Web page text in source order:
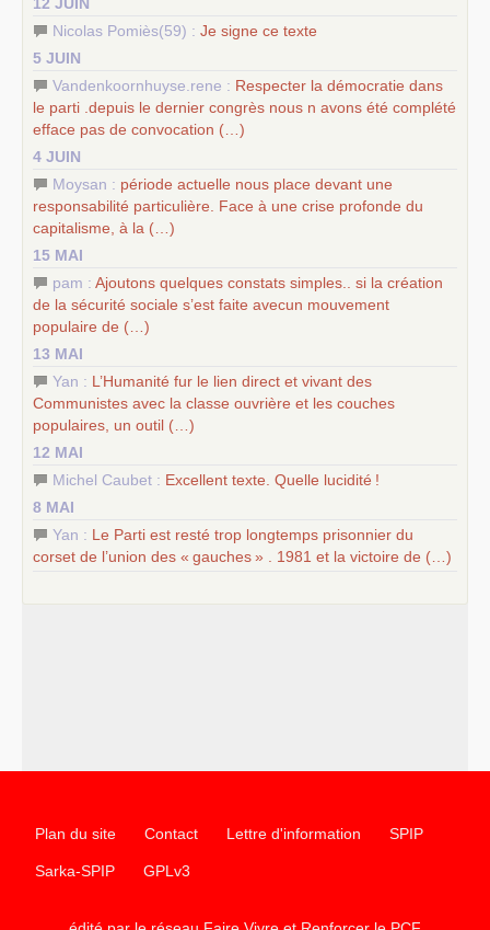
Nicolas Pomiès(59) : Je signe ce texte
5 JUIN
Vandenkoornhuyse.rene : Respecter la démocratie dans
le parti .depuis le dernier congrès nous n avons été complété
efface pas de convocation (…)
4 JUIN
Moysan : période actuelle nous place devant une
responsabilité particulière. Face à une crise profonde du
capitalisme, à la (…)
15 MAI
pam : Ajoutons quelques constats simples.. si la création
de la sécurité sociale s’est faite avecun mouvement
populaire de (…)
13 MAI
Yan : L’Humanité fur le lien direct et vivant des
Communistes avec la classe ouvrière et les couches
populaires, un outil (…)
12 MAI
Michel Caubet : Excellent texte. Quelle lucidité !
8 MAI
Yan : Le Parti est resté trop longtemps prisonnier du
corset de l’union des « gauches» . 1981 et la victoire de (…)
Plan du site Contact Lettre d'information SPIP
Sarka-SPIP GPLv3